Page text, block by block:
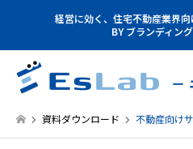
経営に効く、住宅不動産業界
BY ブランディン
資料ダウンロード 不動産向け